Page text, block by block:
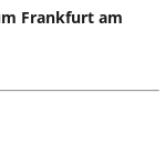
Frankfurt am